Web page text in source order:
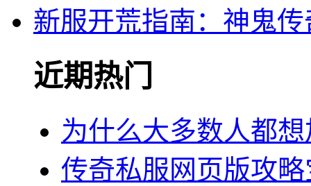
新服开荒指南：神鬼
近期热门
为什么大多数人都
传奇私服网页版攻